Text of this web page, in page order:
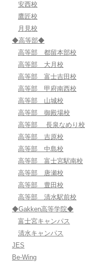
安西校
鷹匠校
月見校
◆高等部◆
高等部 都留本部校
高等部 大月校
高等部 富士吉田校
高等部 甲府南西校
高等部 山城校
高等部 御殿場校
高等部 長泉なめり校
高等部 吉原校
高等部 中島校
高等部 富士宮駅南校
高等部 唐瀬校
高等部 豊田校
高等部 清水駅前校
◆Gakken高等学院◆
富士宮キャンパス
清水キャンパス
JES
Be-Wing